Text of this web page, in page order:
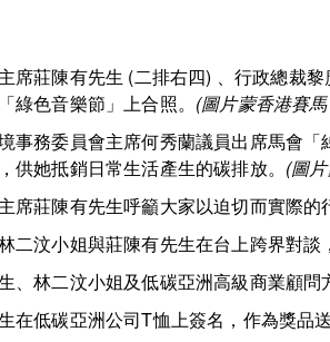
席莊陳有先生 (二排右四) 、行政總裁
綠色音樂節」上合照。 (圖片蒙香港賽
事務委員會主席何秀蘭議員出席馬會
供她抵銷日常生活產生的碳排放。 (圖
席莊陳有先生呼籲大家以迫切而實際的
二汶小姐與莊陳有先生在台上跨界對談
、林二汶小姐及低碳亞洲高級商業顧
在低碳亞洲公司T恤上簽名，作為獎品